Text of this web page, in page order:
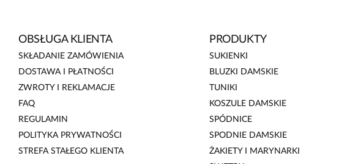
OBSŁUGA KLIENTA
SKŁADANIE ZAMÓWIENIA
DOSTAWA I PŁATNOŚCI
ZWROTY I REKLAMACJE
FAQ
REGULAMIN
POLITYKA PRYWATNOŚCI
STREFA STAŁEGO KLIENTA
PRODUKTY
SUKIENKI
BLUZKI DAMSKIE
TUNIKI
KOSZULE DAMSKIE
SPÓDNICE
SPODNIE DAMSKIE
ŻAKIETY I MARYNARKI